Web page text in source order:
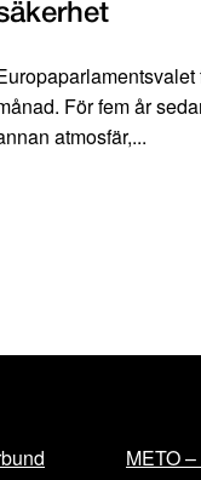
För fem år
atmosfär,...
METO